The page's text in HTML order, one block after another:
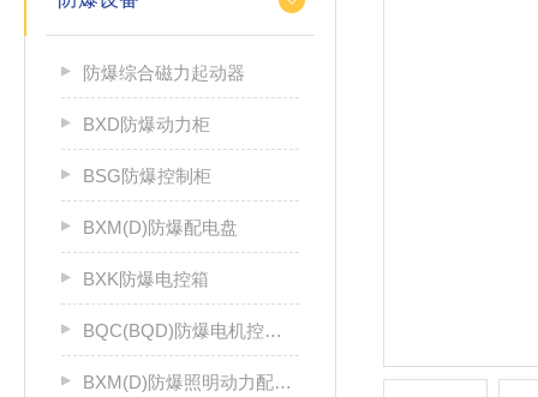
防爆综合磁力起动器
BXD防爆动力柜
BSG防爆控制柜
BXM(D)防爆配电盘
BXK防爆电控箱
BQC(BQD)防爆电机控制器
BXM(D)防爆照明动力配电箱